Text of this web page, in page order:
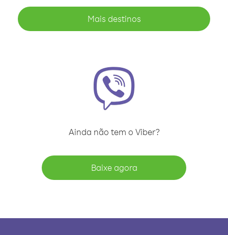
Mais destinos
Ainda não tem o Viber?
Baixe agora